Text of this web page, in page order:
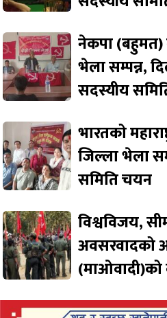
नेकपा (बहुमत)
भेला सम्पन्न,
सदस्यीय
भारतको
जिल्ला भेला
समिति चयन
विश्वविजय,
अवसरवादको
(माओवादी)को